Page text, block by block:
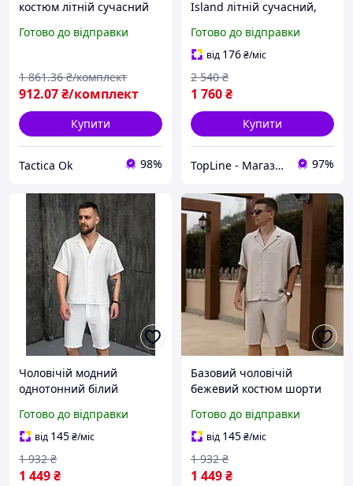
костюм літній сучасний
футболка якісний світло-
Готово до відправки
912.07₴/комплект
1 861.36 ₴/комплект
Купити
Tactica Ok 98%
Island літній сучасний,
Айленд в зеленому
кольорі, Люксові штани
та олімпійка
Готово до відправки
від 176₴/міс
1 760₴
2 540 ₴
Купити
TopLine - Магазин крутих товарів 97%
Чоловічій модний
однотонний білий
сучасний великих
розмірів вільний легкий
на кожен день
Готово до відправки
від 145₴/міс
1 449₴
1 932 ₴
Базовий чоловічій
бежевий костюм шорти
літній сучасний для
активного відпочинку на
щодень
Готово до відправки
від 145₴/міс
1 449₴
1 932 ₴